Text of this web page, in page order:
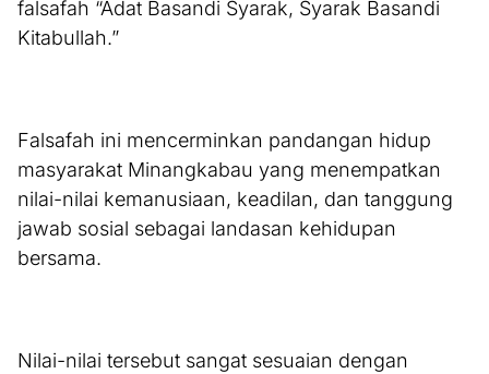
falsafah “Adat Basandi Syarak, Syarak Basandi
Kitabullah.”
Falsafah ini mencerminkan pandangan hidup
masyarakat Minangkabau yang menempatkan
nilai-nilai kemanusiaan, keadilan, dan tanggung
jawab sosial sebagai landasan kehidupan
bersama.
Nilai-nilai tersebut sangat sesuaian dengan